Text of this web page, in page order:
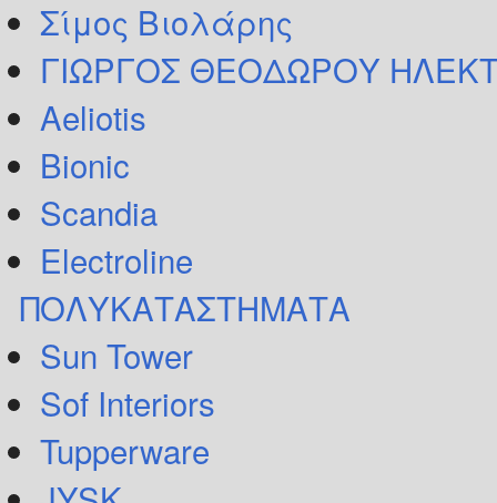
Σίμος Βιολάρης
ΓΙΩΡΓΟΣ ΘΕΟΔΩΡΟΥ
Aeliotis
Bionic
Scandia
Electroline
ΠΟΛΥΚΑΤΑΣΤΗΜΑΤΑ
Sun Tower
Sof Interiors
Tupperware